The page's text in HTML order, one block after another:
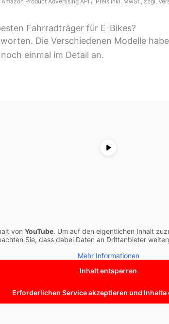
Fahrradträger für E-Bikes?
Die Verschiedenen Modelle
einmal im Detail an.
von YouTube. Um auf den eigentlichen Inhalt
Sie, dass dabei Daten an Drittanbieter
Mehr Informationen
Inhalt entsperren
Erforderlichen Service akzeptieren und Inhalte